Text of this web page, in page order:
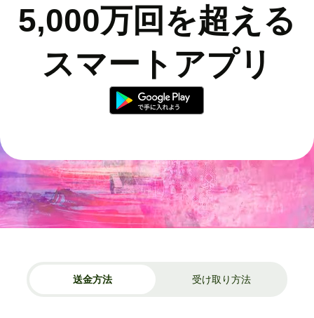
5,000万回を超える
スマートアプリ
送金方法 受け取り方法